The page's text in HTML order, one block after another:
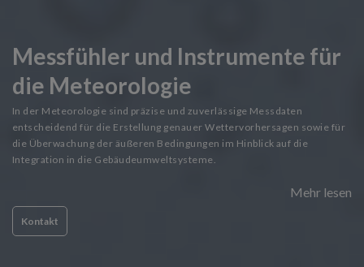
Messfühler und Instrumente für
die Meteorologie
In der Meteorologie sind präzise und zuverlässige Messdaten
entscheidend für die Erstellung genauer Wettervorhersagen sowie für
die Überwachung der äußeren Bedingungen im Hinblick auf die
Integration in die Gebäudeumweltsysteme.
Mehr lesen
Kontakt